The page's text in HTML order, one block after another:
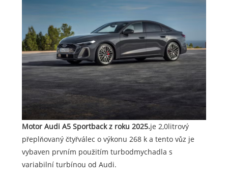
Motor Audi A5 Sportback z roku 2025.je 2,0litrový
přeplňovaný čtyřválec o výkonu 268 k a tento vůz je
vybaven prvním použitím turbodmychadla s
variabilní turbínou od Audi.